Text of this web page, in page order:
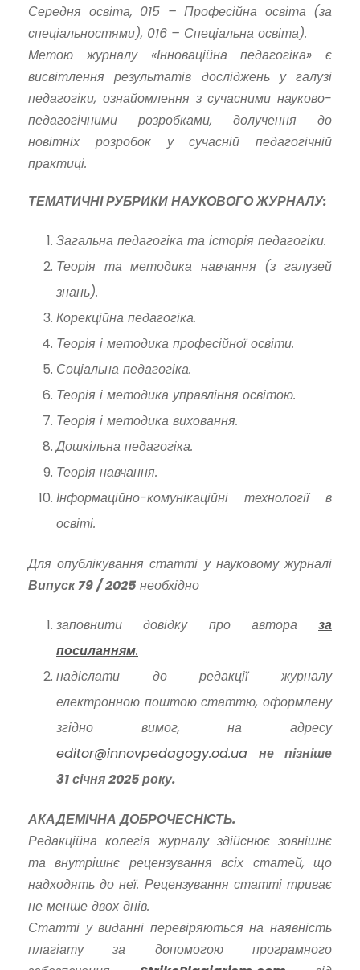
Середня освіта, 015 – Професійна освіта (за
спеціальностями), 016 – Спеціальна освіта).
Метою журналу «Інноваційна педагогіка» є
висвітлення результатів досліджень у галузі
педагогіки, ознайомлення з сучасними науково-
педагогічними розробками, долучення до
новітніх розробок у сучасній педагогічній
практиці.
ТЕМАТИЧНІ РУБРИКИ НАУКОВОГО ЖУРНАЛУ:
Загальна педагогіка та історія педагогіки.
Теорія та методика навчання (з галузей
знань).
Корекційна педагогіка.
Теорія і методика професійної освіти.
Соціальна педагогіка.
Теорія і методика управління освітою.
Теорія і методика виховання.
Дошкільна педагогіка.
Теорія навчання.
Інформаційно-комунікаційні технології в
освіті.
Для опублікування статті у науковому журналі
Випуск79/ 2025 необхідно
заповнити довідку про автора за
посиланням.
надіслати до редакції журналу
електронною поштою статтю, оформлену
згідно вимог, на адресу
editor@innovpedagogy.od.ua
не пізніше
31січня 2025 року.
АКАДЕМІЧНА ДОБРОЧЕСНІСТЬ.
Редакційна колегія журналу здійснює зовнішнє
та внутрішнє рецензування всіх статей, що
надходять до неї. Рецензування статті триває
не менше двох днів.
Статті у виданні перевіряються на наявність
плагіату за допомогою програмного